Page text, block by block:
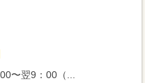
〜翌9：00（...